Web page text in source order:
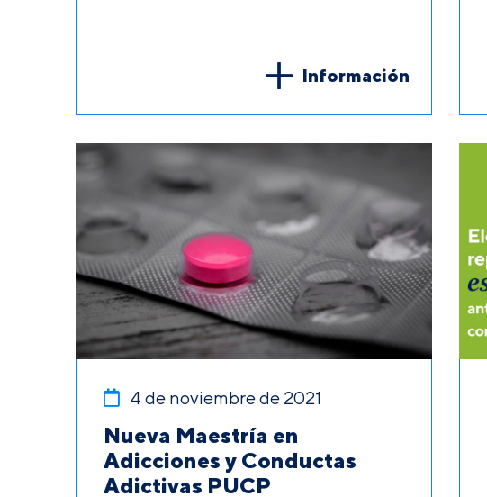
Información
4 de noviembre de 2021
Nueva Maestría en
Adicciones y Conductas
Adictivas PUCP